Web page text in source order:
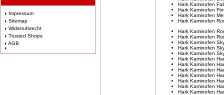
Impressum
Sitemap
Widerrufsrecht
Trusted Shops
AGB
Hark Kaminofen
Hark Kaminofen
Hark Kaminofen
Hark Kaminofen
Hark Kaminofen
Hark Kaminofen
Hark Kaminofen
Hark Kaminofen
Hark Kaminofen
Hark Kaminofen
Hark Kaminofen
Hark Kaminofen
Hark Kaminofen
Hark Kaminofen
Hark Kaminofen
Hark Kaminofen